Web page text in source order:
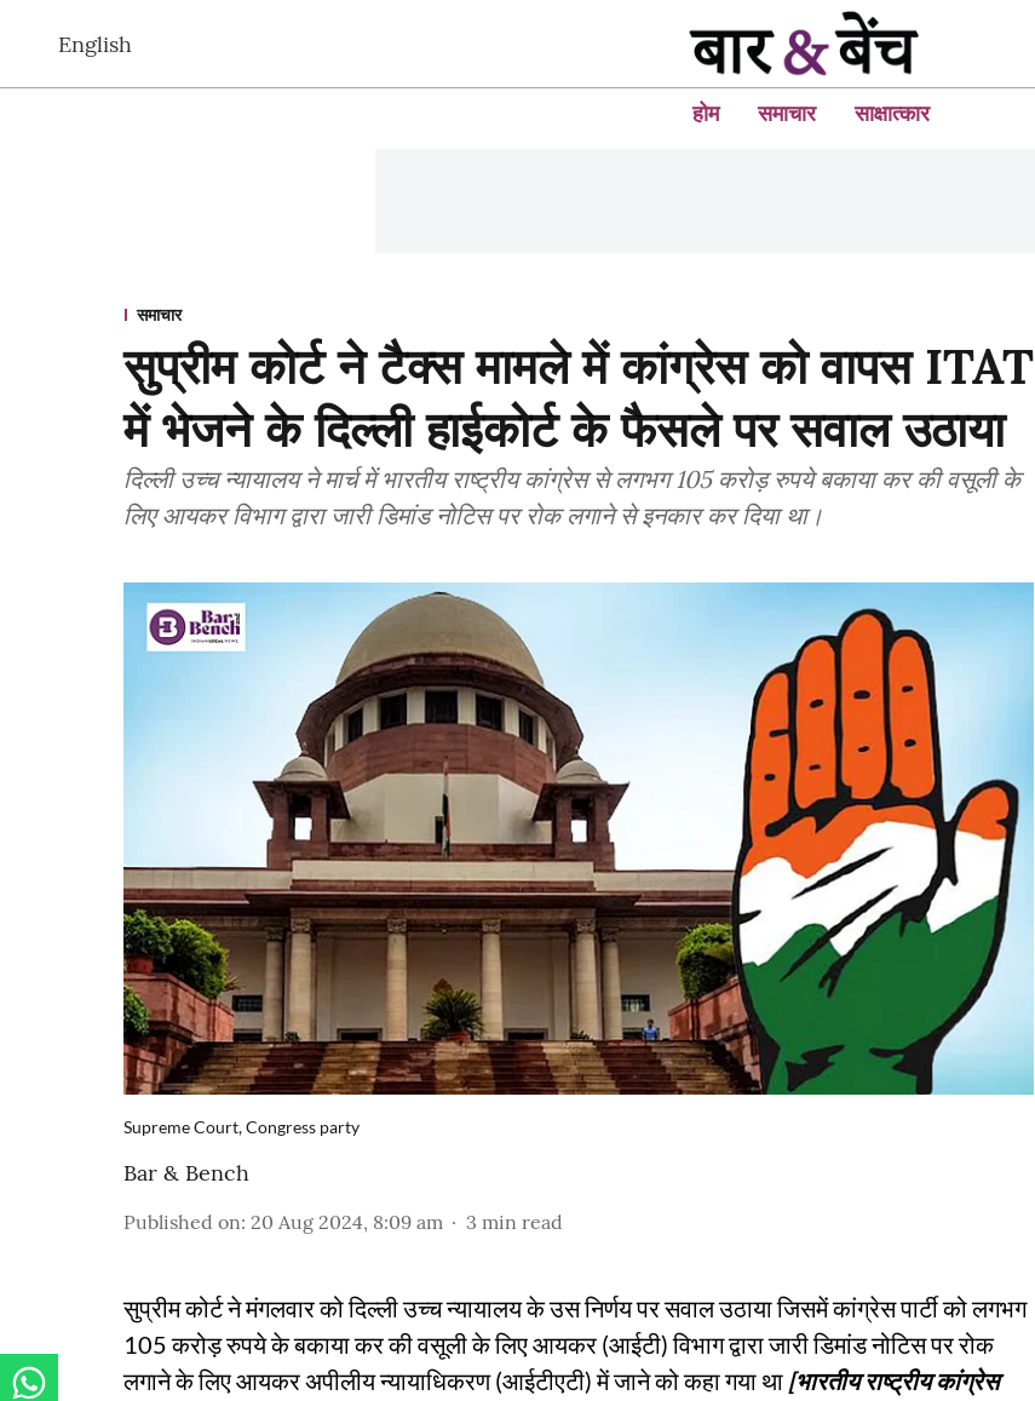
English
होम समाचार साक्षात्कार
समाचार
सुप्रीम कोर्ट ने टैक्स मामले में कांग्रेस को वापस ITAT
में भेजने के दिल्ली हाईकोर्ट के फैसले पर सवाल उठाया
दिल्ली उच्च न्यायालय ने मार्च में भारतीय राष्ट्रीय कांग्रेस से लगभग 105 करोड़ रुपये बकाया कर की वसूली के
लिए आयकर विभाग द्वारा जारी डिमांड नोटिस पर रोक लगाने से इनकार कर दिया था।
Supreme Court, Congress party
Bar & Bench
Published on: 20 Aug 2024, 8:09 am 3 min read
सुप्रीम कोर्ट ने मंगलवार को दिल्ली उच्च न्यायालय के उस निर्णय पर सवाल उठाया जिसमें कांग्रेस पार्टी को लगभग
105 करोड़ रुपये के बकाया कर की वसूली के लिए आयकर (आईटी) विभाग द्वारा जारी डिमांड नोटिस पर रोक
लगाने के लिए आयकर अपीलीय न्यायाधिकरण (आईटीएटी) में जाने को कहा गया था [भारतीय राष्ट्रीय कांग्रेस